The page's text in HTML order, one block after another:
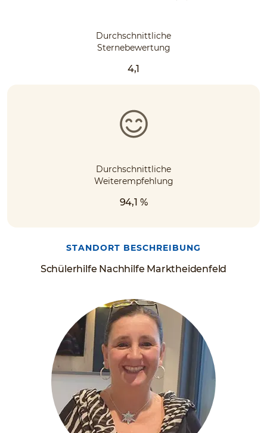
Durchschnittliche
Sternebewertung
4,1
Durchschnittliche
Weiterempfehlung
94,1 %
Schülerhilfe Nachhilfe Marktheidenfeld
STANDORT BESCHREIBUNG